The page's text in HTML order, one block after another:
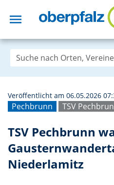
menu
Pechbrunn TSV
Veröffentlicht am 06.05.2026
TSV Pechbrunn
Niederlamitz